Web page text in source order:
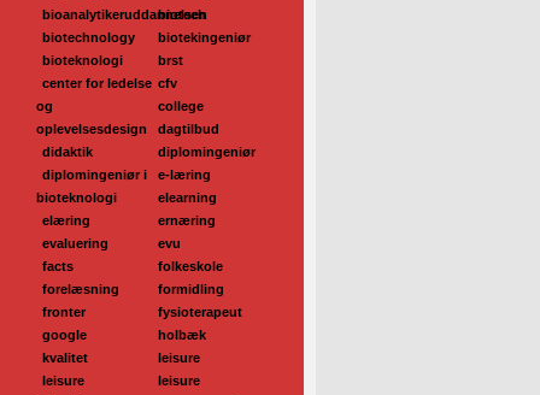
bioanalytikeruddannelsen
biotech
biotechnology
biotekingeniør
bioteknologi
brst
center for ledelse
og
oplevelsesdesign
cfv
college
dagtilbud
didaktik
diplomingeniør
diplomingeniør i
bioteknologi
e-læring
elearning
elæring
ernæring
evaluering
evu
facts
folkeskole
forelæsning
formidling
fronter
fysioterapeut
google
holbæk
kvalitet
leisure
leisure
leisure